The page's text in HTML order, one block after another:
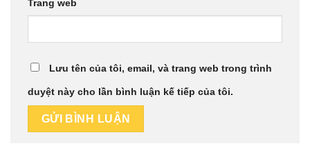
Trang web
Lưu tên của tôi, email, và trang web trong trình
duyệt này cho lần bình luận kế tiếp của tôi.